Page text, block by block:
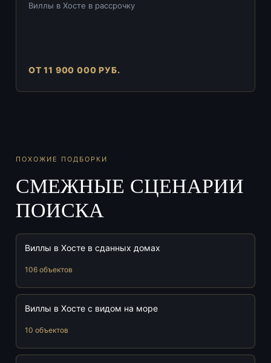
Виллы в Хосте в рассрочку
ОТ 11 900 000 РУБ.
ПОХОЖИЕ ПОДБОРКИ
СМЕЖНЫЕ СЦЕНАРИИ
ПОИСКА
Виллы в Хосте в сданных домах
106 объектов
Виллы в Хосте с видом на море
10 объектов